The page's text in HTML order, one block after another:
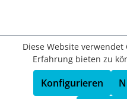
Diese Website
Erfahrung bieten zu
Konfigurieren